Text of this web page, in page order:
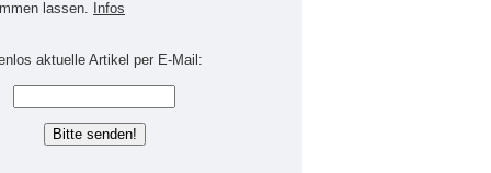
lassen.
Infos
aktuelle Artikel per E-Mail: